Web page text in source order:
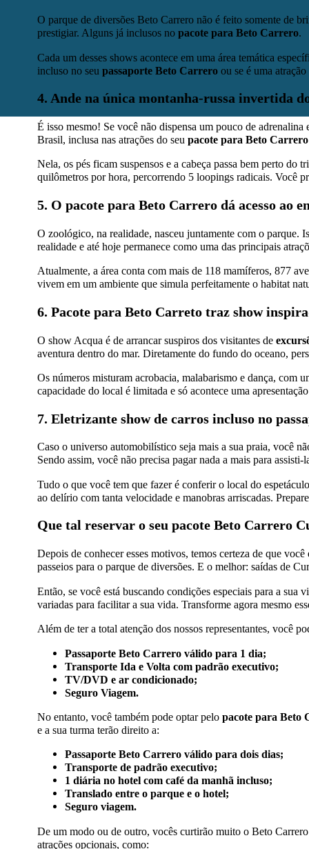
O parque de diversões Beto Carrero não é feito somente de
prestigiar. Alguns já inclusos no pacote para Beto Carrero.
Cada um desses shows acontece em uma área temática
incluso no seu passaporte Beto Carreroou se é uma
4. Ande na única montanha-russa invertida
É isso mesmo! Se você não dispensa um pouco de
Brasil, inclusa nas atrações do seu pacote para Beto Carrero
Nela, os pés ficam suspensos e a cabeça passa bem perto
quilômetros por hora, percorrendo 5 loopings radicais. Você
5. O pacote para Beto Carrero dá acesso ao
O zoológico, na realidade, nasceu juntamente com o parque.
realidade e até hoje permanece como uma das principais
Atualmente, a área conta com mais de 118 mamíferos, 877
vivem em um ambiente que simula perfeitamente o habitat
6. Pacote para Beto Carreto traz show
O show Acqua é de arrancar suspiros dos visitantes de
aventura dentro do mar. Diretamente do fundo do oceano,
Os números misturam acrobacia, malabarismo e dança, com
capacidade do local é limitada e só acontece uma
7. Eletrizante show de carros incluso no
Caso o universo automobilístico seja mais a sua praia, você
Sendo assim, você não precisa pagar nada a mais para assisti-
Tudo o que você tem que fazer é conferir o local do
ao delírio com tanta velocidade e manobras arriscadas.
Que tal reservar o seu pacote Beto Carrero
Depois de conhecer esses motivos, temos certeza de que
passeios para o parque de diversões. E o melhor: saídas de
Então, se você está buscando condições especiais para a sua
variadas para facilitar a sua vida. Transforme agora mesmo
Além de ter a total atenção dos nossos representantes, você
Passaporte Beto Carrero válido para 1 dia;
Transporte Ida e Volta com padrão executivo;
TV/DVD e ar condicionado;
Seguro Viagem.
No entanto, você também pode optar pelo pacote para Beto
e a sua turma terão direito a:
Passaporte Beto Carrero válido para dois dias;
Transporte de padrão executivo;
1 diária no hotel com café da manhã incluso;
Translado entre o parque e o hotel;
Seguro viagem.
De um modo ou de outro, vocês curtirão muito o Beto
atrações opcionais, como: